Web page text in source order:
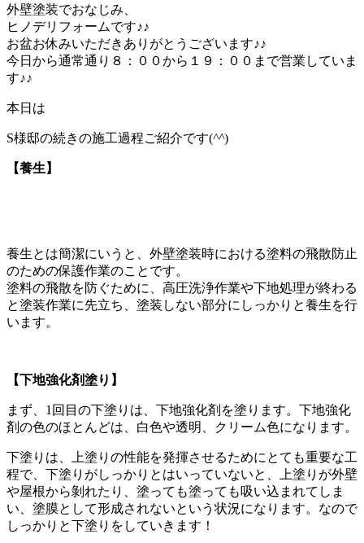
外壁塗装でおなじみ、
ヒノデリフォームです♪♪
お盆お休みいただきありがとうございます♪♪
今日から通常通り８：００から１９：００まで営業していま
す♪♪
本日は
S様邸の続きの施工過程ご紹介です(^^)
【養生】
養生とは簡潔にいうと、外壁塗装時における塗料の飛散防止
のための保護作業のことです。
塗料の飛散を防ぐために、高圧洗浄作業や下地処理が終わる
と塗装作業に先立ち、塗装しない部分にしっかりと養生を行
います。
【下地強化剤塗り】
まず、1回目の下塗りは、下地強化剤を塗ります。下地強化
剤の色のほとんどは、白色や透明、クリーム色になります。
下塗りは、上塗りの性能を発揮させるためにとても重要な工
程で、下塗りがしっかりとはいっていないと、上塗りが外壁
や屋根から剝れたり、塗っても塗っても吸い込まれてしま
い、塗膜として形成されないという状況になります。なので
しっかりと下塗りをしていきます！